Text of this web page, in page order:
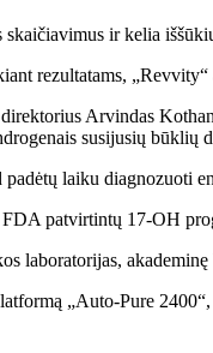
ir kelia
rezultatams,
Arvindas
susijusių būklių
laiku diagnozuoti
patvirtintų 17-OH
laboratorijas,
„Auto-Pure